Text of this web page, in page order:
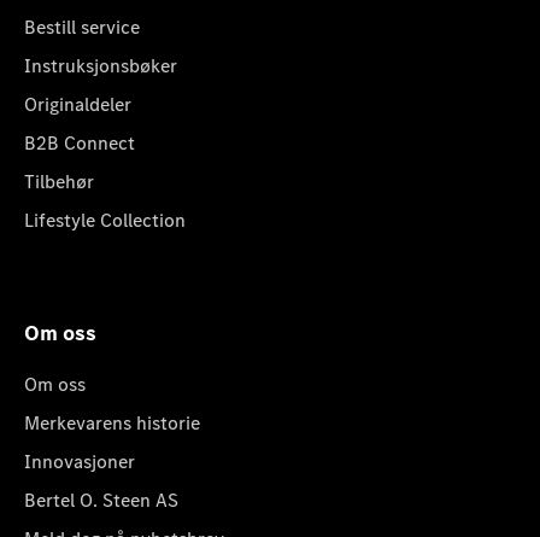
Bestill service
Instruksjonsbøker
Originaldeler
B2B Connect
Tilbehør
Lifestyle Collection
Om oss
Om oss
Merkevarens historie
Innovasjoner
Bertel O. Steen AS